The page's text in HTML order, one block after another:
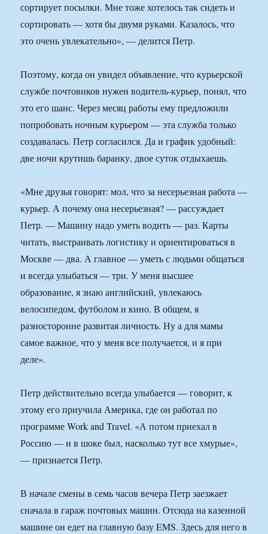
сортирует посылки. Мне тоже хотелось так сидеть и
сортировать — хотя бы двумя руками. Казалось, что
это очень увлекательно», — делится Петр.
Поэтому, когда он увидел объявление, что курьерской
службе почтовиков нужен водитель-курьер, понял, что
это его шанс. Через месяц работы ему предложили
попробовать ночным курьером — эта служба только
создавалась. Петр согласился. Да и график удобный:
две ночи крутишь баранку, двое суток отдыхаешь.
«Мне друзья говорят: мол, что за несерьезная работа —
курьер. А почему она несерьезная? — рассуждает
Петр. — Машину надо уметь водить — раз. Карты
читать, выстраивать логистику и ориентироваться в
Москве — два. А главное — уметь с людьми общаться
и всегда улыбаться — три. У меня высшее
образование, я знаю английский, увлекаюсь
велосипедом, футболом и кино. В общем, я
разносторонне развитая личность. Ну а для мамы
самое важное, что у меня все получается, и я при
деле».
Петр действительно всегда улыбается — говорит, к
этому его приучила Америка, где он работал по
программе Work and Travel. «А потом приехал в
Россию — и в шоке был, насколько тут все хмурые»,
— признается Петр.
В начале смены в семь часов вечера Петр заезжает
сначала в гараж почтовых машин. Отсюда на казенной
машине он едет на главную базу EMS. Здесь для него в